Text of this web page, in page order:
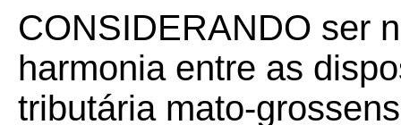
CONSIDERANDO ser
harmonia entre as
tributária mato-